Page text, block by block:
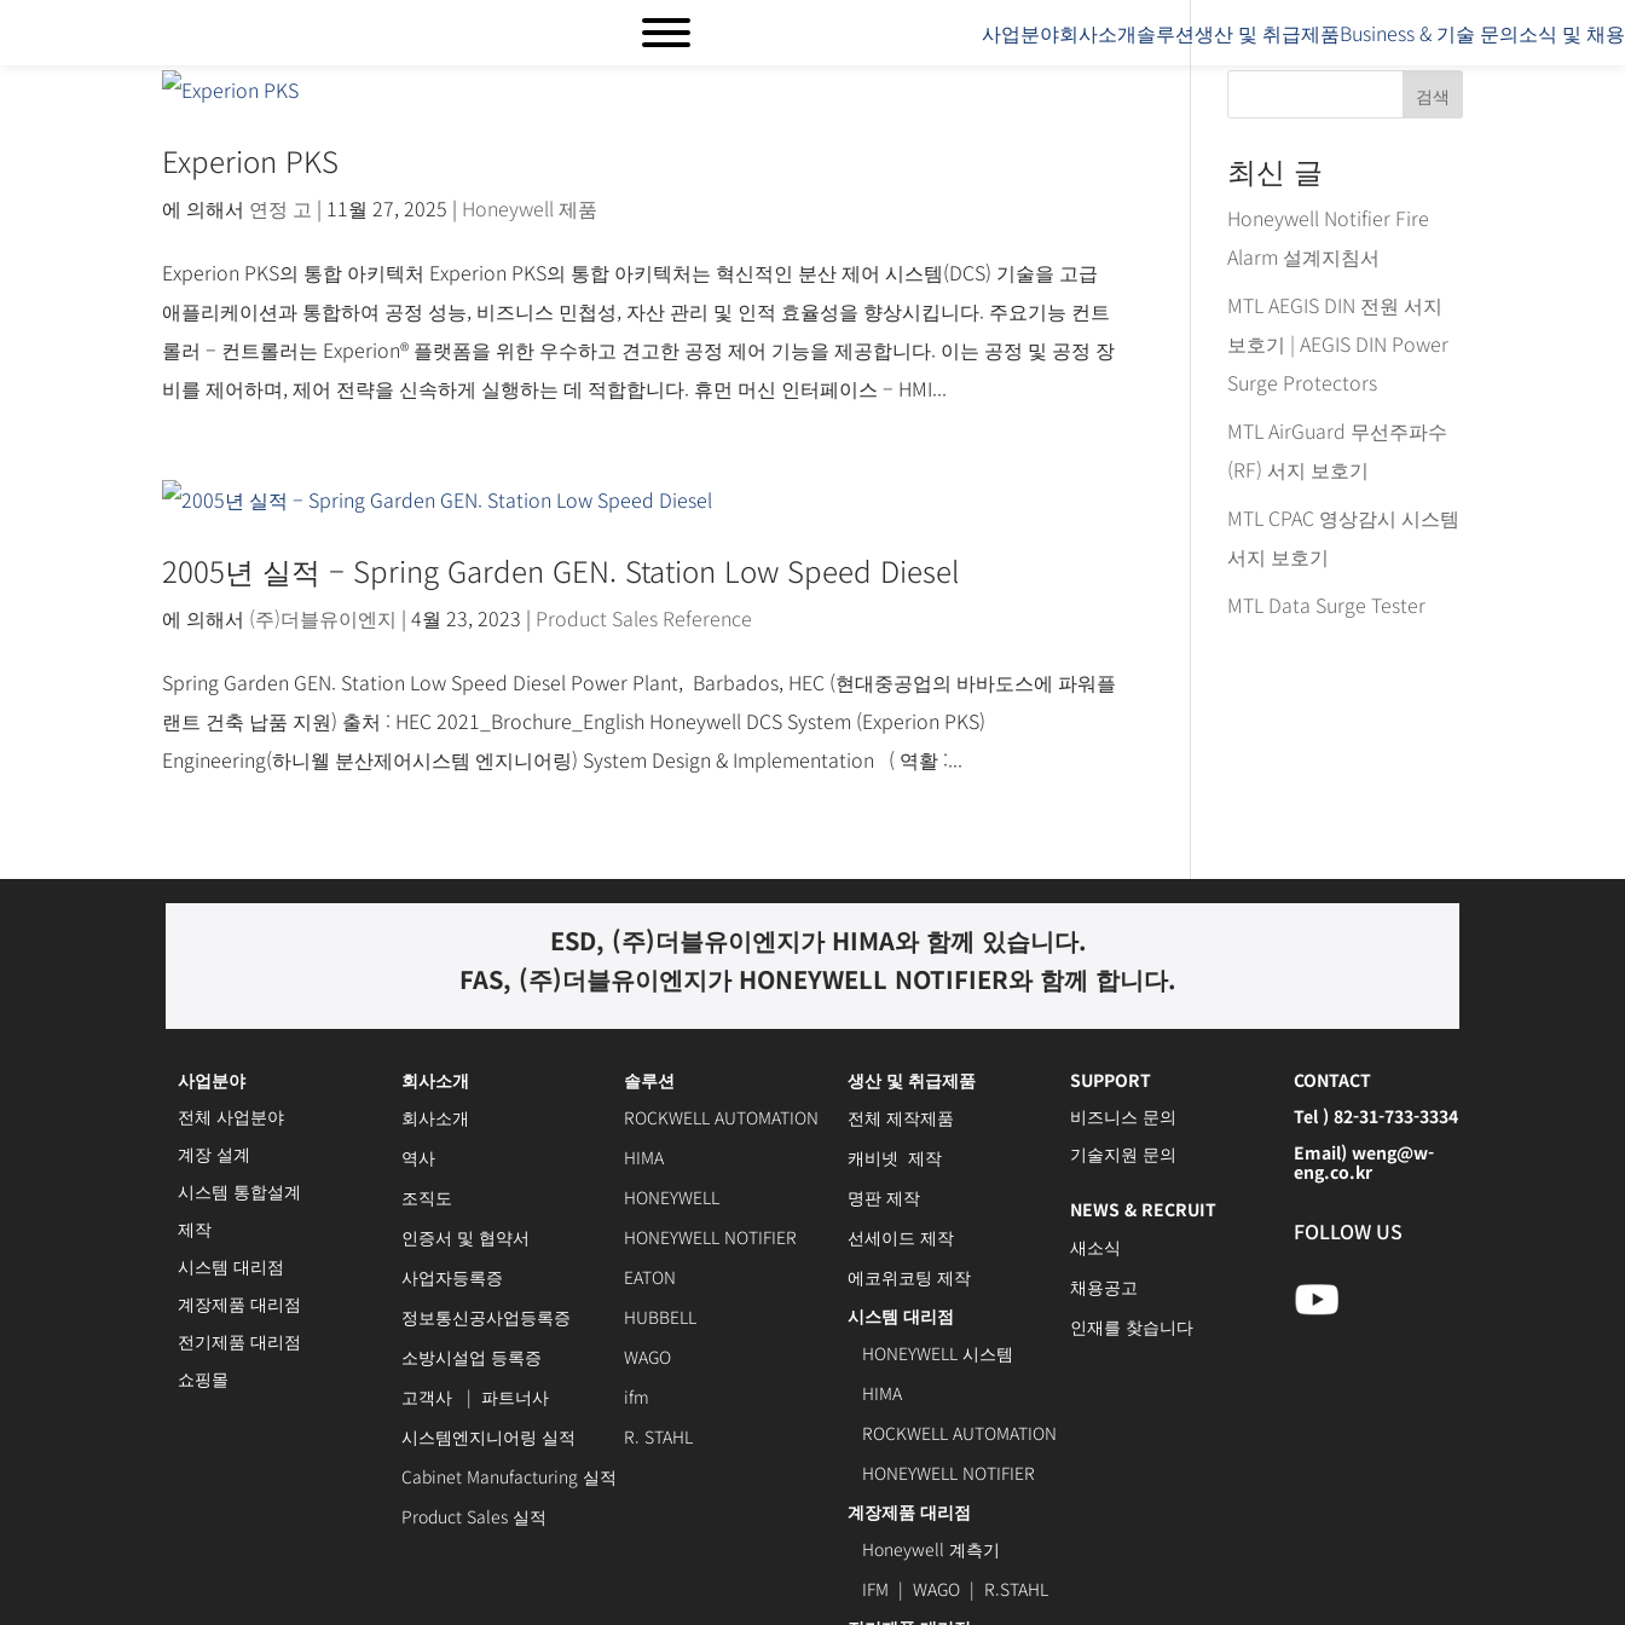
사업분야회사소개솔루션생산 및 취급제품Business & 기술 문의소식 및 채용
Experion PKS
에 의해서 연정 고 | 11월 27, 2025 | Honeywell 제품
Experion PKS의 통합 아키텍처 Experion PKS의 통합 아키텍처는 혁신적인 분산 제어 시스템(DCS) 기술을 고급
애플리케이션과 통합하여 공정 성능, 비즈니스 민첩성, 자산 관리 및 인적 효율성을 향상시킵니다. 주요기능 컨트
롤러 – 컨트롤러는 Experion® 플랫폼을 위한 우수하고 견고한 공정 제어 기능을 제공합니다. 이는 공정 및 공정 장
비를 제어하며, 제어 전략을 신속하게 실행하는 데 적합합니다. 휴먼 머신 인터페이스 – HMI...
2005년 실적 – Spring Garden GEN. Station Low Speed Diesel
에 의해서 (주)더블유이엔지 |4월 23, 2023 | Product Sales Reference
Spring Garden GEN. Station Low Speed Diesel Power Plant, Barbados, HEC (현대중공업의 바바도스에 파워플
랜트 건축 납품 지원) 출처 : HEC 2021_Brochure_English Honeywell DCS System (Experion PKS)
Engineering(하니웰 분산제어시스템 엔지니어링) System Design & Implementation ( 역활 :...
검색
최신 글
Honeywell Notifier Fire
Alarm 설계지침서
MTL AEGIS DIN 전원 서지
보호기 | AEGIS DIN Power
Surge Protectors
MTL AirGuard 무선주파수
(RF) 서지 보호기
MTL CPAC 영상감시 시스템
서지 보호기
MTL Data Surge Tester
ESD, (주)더블유이엔지가 HIMA와 함께 있습니다.
FAS, (주)더블유이엔지가 HONEYWELL NOTIFIER와 함께 합니다.
사업분야
전체 사업분야
계장 설계
시스템 통합설계
제작
시스템 대리점
계장제품 대리점
전기제품 대리점
쇼핑몰
회사소개
회사소개
역사
조직도
인증서 및 협약서
사업자등록증
정보통신공사업등록증
소방시설업 등록증
고객사
| 파트너사
시스템엔지니어링 실적
Cabinet Manufacturing 실적
Product Sales 실적
솔루션
ROCKWELL AUTOMATION
HIMA
HONEYWELL
HONEYWELL NOTIFIER
EATON
HUBBELL
WAGO
ifm
R. STAHL
생산 및 취급제품
전체 제작제품
캐비넷 제작
명판 제작
선세이드 제작
에코위코팅 제작
시스템 대리점
HONEYWELL 시스템
HIMA
ROCKWELL AUTOMATION
HONEYWELL NOTIFIER
계장제품 대리점
Honeywell 계측기
IFM | WAGO | R.STAHL
SUPPORT
비즈니스 문의
기술지원 문의
NEWS & RECRUIT
새소식
채용공고
인재를 찾습니다
CONTACT
Tel ) 82-31-733-3334
Email) weng@w-
eng.co.kr
FOLLOW US